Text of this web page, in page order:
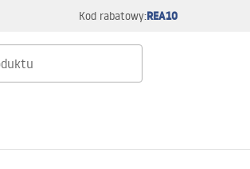
Kod rabatowy:REA10